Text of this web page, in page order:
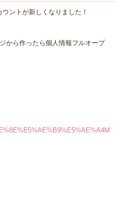
ントが新しくなりました！
から作ったら個人情報フルオープ